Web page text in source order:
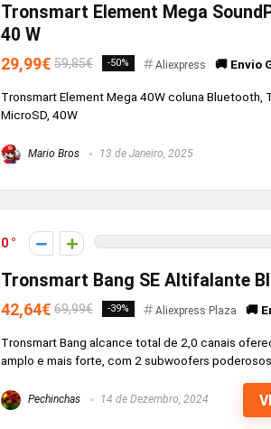
Tronsmart Element Mega
40 W
29,99€ 59,85€ -50% Aliexpress 🚚 Envio
Tronsmart Element Mega 40W coluna Bluetooth,
MicroSD, 40W
Mario Bros 13 de Janeiro, 2025
0
Tronsmart Bang SE Altifalante
42,64€ 69,99€ -39% Aliexpress Plaza 🚚
Tronsmart Bang alcance total de 2,0 canais
amplo e mais forte, com 2 subwoofers poderosos
Pechinchas 14 de Dezembro, 2024